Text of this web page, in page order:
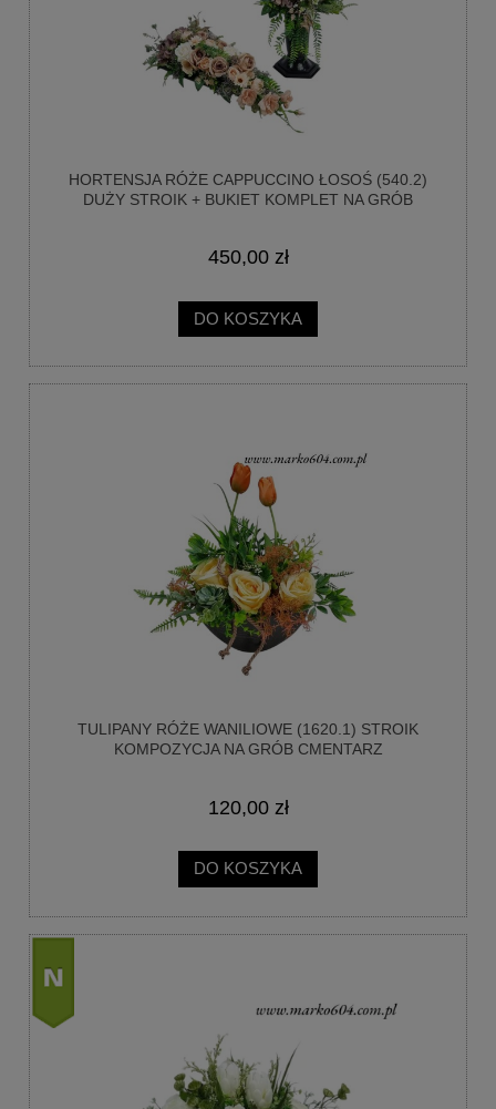
HORTENSJA RÓŻE CAPPUCCINO ŁOSOŚ (540.2)
DUŻY STROIK + BUKIET KOMPLET NA GRÓB
450,00 zł
DO KOSZYKA
TULIPANY RÓŻE WANILIOWE (1620.1) STROIK
KOMPOZYCJA NA GRÓB CMENTARZ
120,00 zł
DO KOSZYKA